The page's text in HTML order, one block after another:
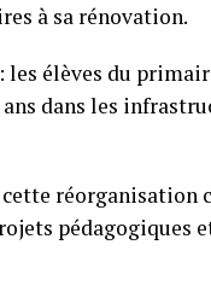
à sa rénovation.
les élèves du
dans les
réorganisation
pédagogiques